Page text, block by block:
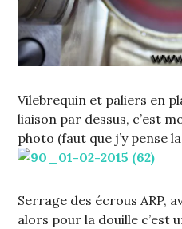
Vilebrequin et paliers en
liaison par dessus, c’est
photo (faut que j’y pense
Serrage des écrous ARP,
alors pour la douille c’est